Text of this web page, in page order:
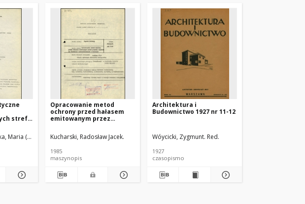
stref
Maria (1939- ). Bachorzewska, Marianna.
Opracowanie metod
ochrony przed hałasem
emitowanym przez
obszarach
zurbanizowanych -
Kucharski, Radosław Jacek.
1985
maszynopis
Architektura i
Budownictwo 1927 nr 11-12
Wóycicki, Zygmunt. Red.
1927
czasopismo